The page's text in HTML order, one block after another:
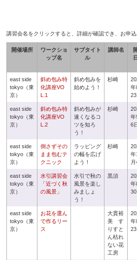
講習会名をクリックすると、詳細が確認でき、お申込
開催場所
ワークショ
ップ名
サブタイト
ル
講師名
east side
tokyo（東
京）
斜め包み特
化講座VO
L.1
斜め包みを
始めよう！
杉崎
年
23
east side
tokyo（東
京）
斜め包み特
化講座VO
L.2
斜め包みが
速くなるコ
ツを知ろ
う！
杉崎
年
6
east side
tokyo（東
京）
倒さずその
まま包むテ
クニック
ラッピング
の幅を広げ
よう！
杉崎
年
east side
tokyo（東
京）
水引講習会
「近づく秋
の風景」
水引で秋の
風景を楽し
みましょ
う！
黒須
年
30
east side
tokyo（東
京）
お花を選ん
で作るリー
ス
大貫裕
美 す
りすと
ん枯れ
ない花
工房
年
23